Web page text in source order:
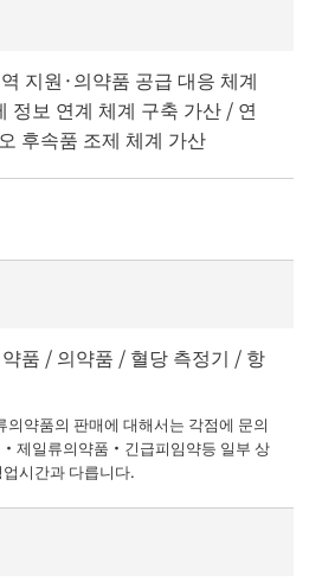
지원·의약품 공급 대응 체계
정보 연계 체계 구축 가산 / 연
후속품 조제 체계 가산
품 / 의약품 / 혈당 측정기 / 항
약품의 판매에 대해서는 각점에 문의
제일류의약품・긴급피임약등 일부 상
시간과 다릅니다.